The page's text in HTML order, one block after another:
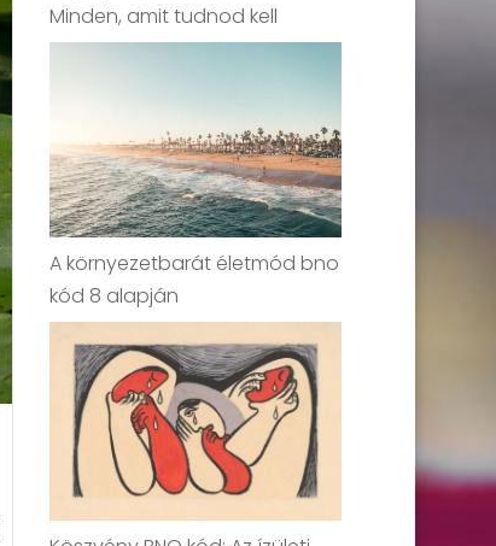
Minden, amit tudnod kell
A környezetbarát életmód bno
kód 8 alapján